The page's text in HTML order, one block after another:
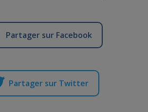
Partager sur Facebook
Partager sur Twitter